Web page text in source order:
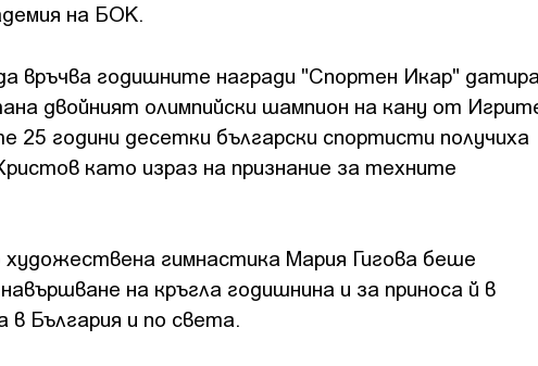
на БОК.
връчва годишните награди "Спортен Икар" датира
двойният олимпийски шампион на кану от
25 години десетки български спортисти получиха
като израз на признание за техните
гимнастика Мария Гигова беше
на кръгла годишнина и за приноса й в
България и по света.